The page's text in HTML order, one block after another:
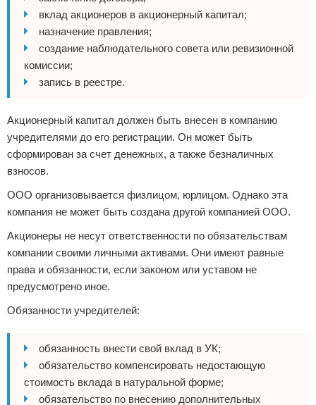
вклад акционеров в акционерный капитал;
назначение правления;
создание наблюдательного совета или ревизионной
комиссии;
запись в реестре.
Акционерный капитал должен быть внесен в компанию
учредителями до его регистрации. Он может быть
сформирован за счет денежных, а также безналичных
взносов.
ООО организовывается физлицом, юрлицом. Однако эта
компания не может быть создана другой компанией ООО.
Акционеры не несут ответственности по обязательствам
компании своими личными активами. Они имеют равные
права и обязанности, если законом или уставом не
предусмотрено иное.
Обязанности учредителей:
обязанность внести свой вклад в УК;
обязательство компенсировать недостающую
стоимость вклада в натуральной форме;
обязательство по внесению дополнительных